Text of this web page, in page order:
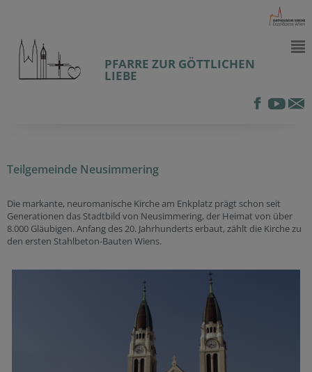
PFARRE ZUR GÖTTLICHEN
LIEBE
Teilgemeinde Neusimmering
Die markante, neuromanische Kirche am Enkplatz prägt schon seit
Generationen das Stadtbild von Neusimmering, der Heimat von über
8.000 Gläubigen. Anfang des 20. Jahrhunderts erbaut, zählt die Kirche zu
den ersten Stahlbeton-Bauten Wiens.